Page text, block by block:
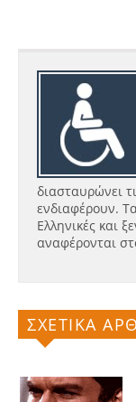
διασταυρώνει
ενδιαφέρουν.
Ελληνικές και
αναφέρονται
ΣΧΕΤΙΚΑ